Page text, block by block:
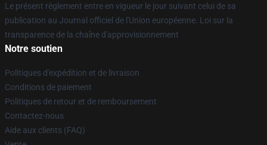
Le présent règlement entre en vigueur le jour suivant celui de sa
publication au Journal officiel de l'Union européenne. Loi sur la
transparence de la chaîne d'approvisionnement
Notre soutien
Politiques d'expédition et de livraison
Conditions de paiement
Politiques de retour et de remboursement
Contactez-nous
Aide aux clients (FAQ)